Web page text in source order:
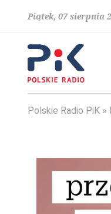
Piątek, 07 sierpnia
Polskie Radio PiK